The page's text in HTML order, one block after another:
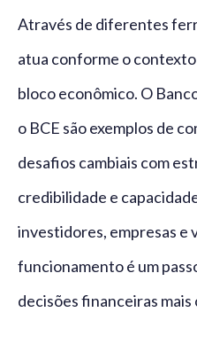
Através de diferentes
atua conforme o
bloco econômico. O
o BCE são exemplos de
desafios cambiais com
credibilidade e
investidores, empresas e
funcionamento é um
decisões financeiras